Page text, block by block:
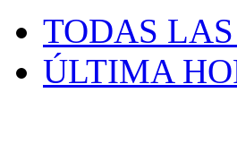
TODAS
ÚLTIMA